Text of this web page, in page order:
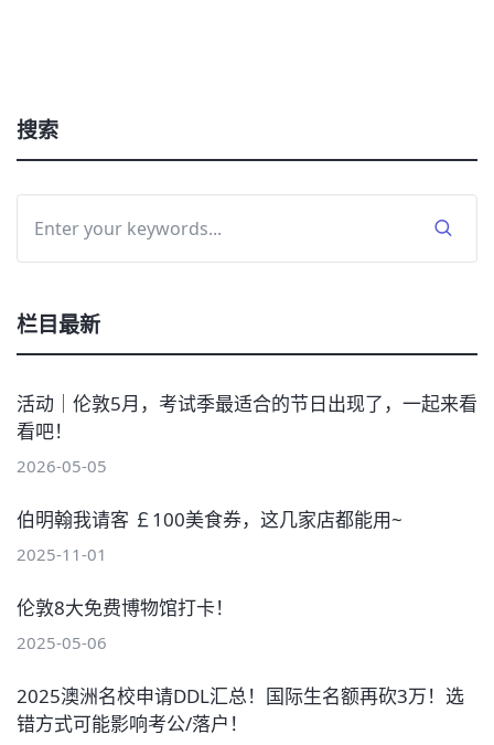
搜索
栏目最新
活动｜伦敦5月，考试季最适合的节日出现了，一起来看
看吧！
2026-05-05
伯明翰我请客 ￡100美食券，这几家店都能用~
2025-11-01
伦敦8大免费博物馆打卡！
2025-05-06
2025澳洲名校申请DDL汇总！国际生名额再砍3万！选
错方式可能影响考公/落户！